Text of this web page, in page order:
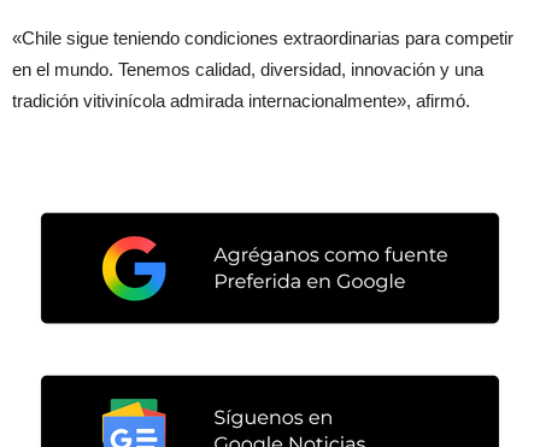
«Chile sigue teniendo condiciones extraordinarias para competir
en el mundo. Tenemos calidad, diversidad, innovación y una
tradición vitivinícola admirada internacionalmente», afirmó.